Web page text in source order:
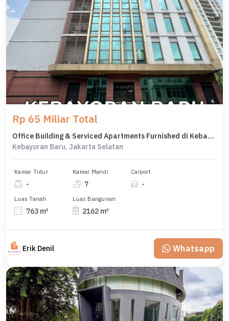
Rp 65 Miliar Total
Office Building & Serviced Apartments Furnished di Kebayoran Baru
Kebayoran Baru, Jakarta Selatan
Kamar Tidur
-
Kamar Mandi
7
Carport
-
Luas Tanah
763 m²
Luas Bangunan
2162 m²
Erik Denil Whatsapp